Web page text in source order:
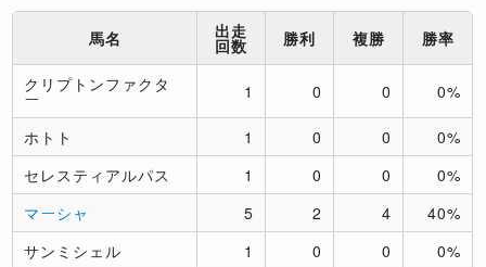
馬名 出走
回数 勝利 複勝 勝率
クリプトンファクタ
ー 1 0 0 0%
ホトト 1 0 0
0%
セレスティアルパス
1 0 0
0%
マーシャ
5 2 4
40%
サンミシェル
1 0 0
0%